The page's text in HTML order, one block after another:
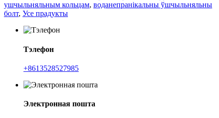
ушчыльняльным кольцам, воданепранікальны ўшчыльняльны
болт, Усе прадукты
Тэлефон
+8613528527985
Электронная пошта